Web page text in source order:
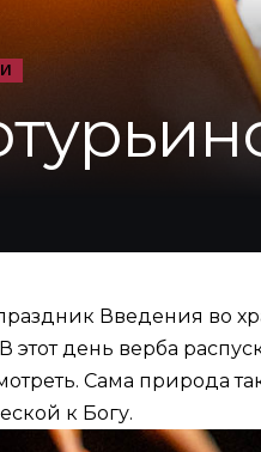
Введения во
этот день верба
Сама природа
к Богу.